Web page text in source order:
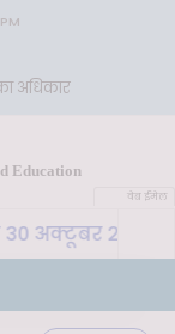
अधिकार
Education
वेब ईमेल
अक्टूबर 2026